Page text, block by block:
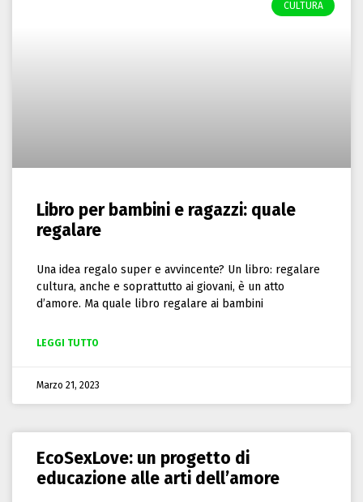
CULTURA
Libro per bambini e ragazzi: quale
regalare
Una idea regalo super e avvincente? Un libro: regalare
cultura, anche e soprattutto ai giovani, è un atto
d’amore. Ma quale libro regalare ai bambini
LEGGI TUTTO
Marzo 21, 2023
EcoSexLove: un progetto di
educazione alle arti dell’amore